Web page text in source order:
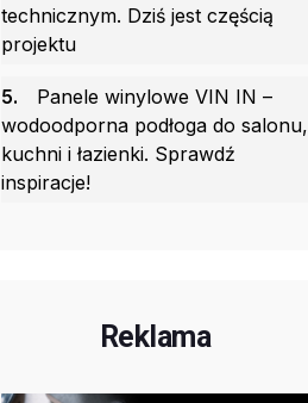
technicznym. Dziś jest częścią
projektu
5.
Panele winylowe VIN IN –
wodoodporna podłoga do salonu,
kuchni i łazienki. Sprawdź
inspiracje!
Reklama